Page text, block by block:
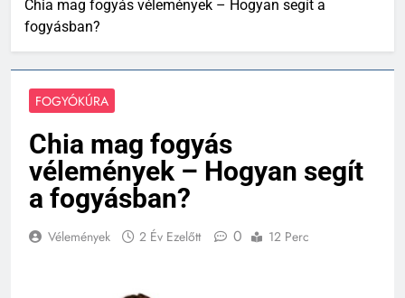
Chia mag fogyás vélemények – Hogyan segít a
fogyásban?
FOGYÓKÚRA
Chia mag fogyás
vélemények – Hogyan segít
a fogyásban?
Vélemények 2 Év Ezelőtt 0 12 Perc